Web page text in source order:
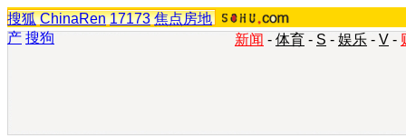
搜狐 ChinaRen 17173 焦点房地
产 搜狗 新闻 - 体育 - S - 娱乐 - V -